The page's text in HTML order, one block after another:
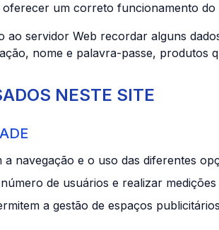
um correto funcionamento do
ao servidor Web recordar alguns
nome e palavra-passe, produtos
NESTE SITE
a navegação e o uso das diferentes
de usuários e realizar medições
a gestão de espaços